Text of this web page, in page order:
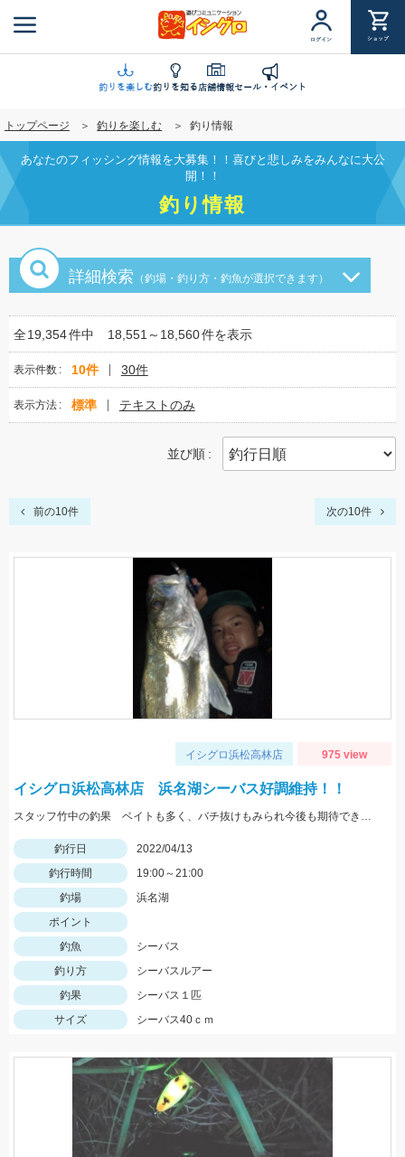
ン
に
移
動
ログイン ショップ
釣りを楽しむ釣りを知る店舗情報セール・イベント
トップページ 釣りを楽しむ 釣り情報
あなたのフィッシング情報を大募集！！喜びと悲しみをみんなに大公
開！！
釣り情報
詳細検索 （釣場・釣り方・釣魚が選択できます）
全19,354件中 18,551～18,560件を表示
表示件数 10件 30件
表示方法 標準 テキストのみ
並び順
前の10件 次の10件
イシグロ浜松高林店 975 view
イシグロ浜松高林店 浜名湖シーバス好調維持！！
スタッフ竹中の釣果 ベイトも多く、バチ抜けもみられ今後も期待できそうです。 ヒットルアー：DUO マニック７５
釣行日
2022/04/13
釣行時間
19:00～21:00
釣場
浜名湖
ポイント
釣魚
シーバス
釣り方
シーバスルアー
釣果
シーバス１匹
サイズ
シーバス40ｃｍ